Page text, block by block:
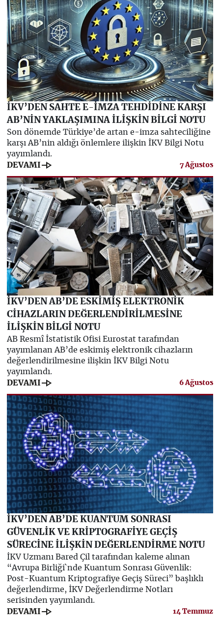
İKV’DEN SAHTE E-İMZA TEHDİDİNE KARŞI
AB’NİN YAKLAŞIMINA İLİŞKİN BİLGİ NOTU
Son dönemde Türkiye’de artan e-imza sahteciliğine
karşı AB’nin aldığı önlemlere ilişkin İKV Bilgi Notu
yayımlandı.
DEVAMI line_end_arrow 7 Ağustos
İKV’DEN AB’DE ESKİMİŞ ELEKTRONİK
CİHAZLARIN DEĞERLENDİRİLMESİNE
İLİŞKİN BİLGİ NOTU
AB Resmî İstatistik Ofisi Eurostat tarafından
yayımlanan AB’de eskimiş elektronik cihazların
değerlendirilmesine ilişkin İKV Bilgi Notu
yayımlandı.
DEVAMI line_end_arrow 6 Ağustos
İKV’DEN AB’DE KUANTUM SONRASI
GÜVENLİK VE KRİPTOGRAFİYE GEÇİŞ
SÜRECİNE İLİŞKİN DEĞERLENDİRME NOTU
İKV Uzmanı Bared Çil tarafından kaleme alınan
“Avrupa Birliği`nde Kuantum Sonrası Güvenlik:
Post-Kuantum Kriptografiye Geçiş Süreci” başlıklı
değerlendirme, İKV Değerlendirme Notları
serisinden yayımlandı.
DEVAMI line_end_arrow 14 Temmuz